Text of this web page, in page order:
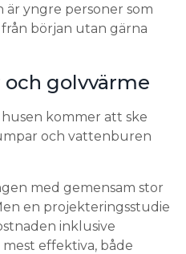
yngre personer som
början utan gärna
golvvärme
kommer att ske
och vattenburen
med gemensam stor
en projekteringsstudie
inklusive
effektiva, både